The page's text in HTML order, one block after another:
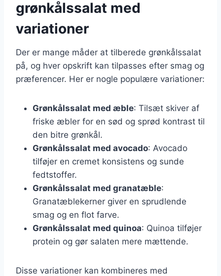
grønkålssalat med
variationer
Der er mange måder at tilberede grønkålssalat
på, og hver opskrift kan tilpasses efter smag og
præferencer. Her er nogle populære variationer:
Grønkålssalat med æble: Tilsæt skiver af
friske æbler for en sød og sprød kontrast til
den bitre grønkål.
Grønkålssalat med avocado: Avocado
tilføjer en cremet konsistens og sunde
fedtstoffer.
Grønkålssalat med granatæble:
Granatæblekerner giver en sprudlende
smag og en flot farve.
Grønkålssalat med quinoa: Quinoa tilføjer
protein og gør salaten mere mættende.
Disse variationer kan kombineres med